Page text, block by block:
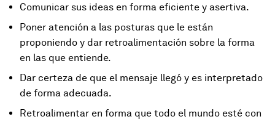
Comunicar sus ideas en forma eficiente y asertiva.
Poner atención a las posturas que le están
proponiendo y dar retroalimentación sobre la forma
en las que entiende.
Dar certeza de que el mensaje llegó y es interpretado
de forma adecuada.
Retroalimentar en forma que todo el mundo esté con